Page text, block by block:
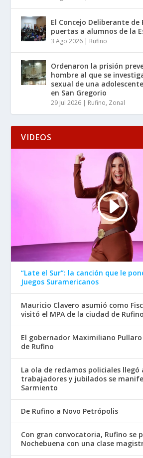
El Concejo Deliberante de
puertas a alumnos de la
3 Ago 2026 | Rufino
Ordenaron la prisión
hombre al que se
sexual de una
en San Gregorio
29 Jul 2026 | Rufino, Zonal
VIDEOS
“Late el Sur”: la canción que le
Juegos Suramericanos
Mauricio Clavero asumió como
visitó el MPA de la ciudad de Rufino
El gobernador Maximiliano
de Rufino
La ola de reclamos policiales llegó
trabajadores y jubilados se
Sarmiento
De Rufino a Novo Petrópolis
Con gran convocatoria, Rufino se
Nochebuena con una clase